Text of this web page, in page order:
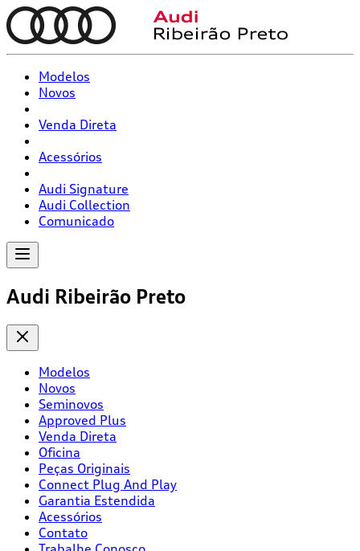
Modelos
Novos
Venda Direta
Acessórios
Audi Signature
Audi Collection
Comunicado
Audi Ribeirão Preto
Modelos
Novos
Seminovos
Approved Plus
Venda Direta
Oficina
Peças Originais
Connect Plug And Play
Garantia Estendida
Acessórios
Contato